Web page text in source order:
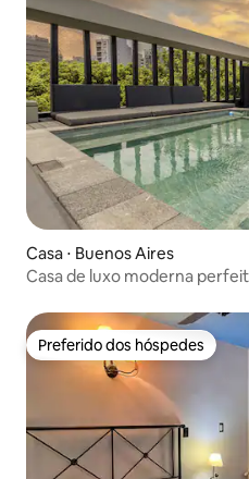
Casa ⋅ Buenos Aires
Casa de luxo moderna
Preferido dos hóspedes
Preferido dos hóspedes